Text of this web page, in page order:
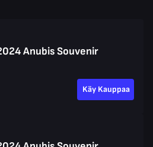
Anubis Souvenir
Käy Kauppaa